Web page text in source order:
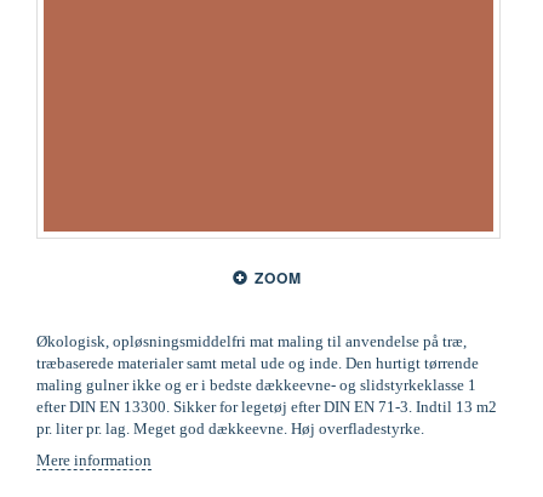
ZOOM
Økologisk, opløsningsmiddelfri mat maling til anvendelse på træ,
træbaserede materialer samt metal ude og inde. Den hurtigt tørrende
maling gulner ikke og er i bedste dækkeevne- og slidstyrkeklasse 1
efter DIN EN 13300. Sikker for legetøj efter DIN EN 71-3. Indtil 13 m2
pr. liter pr. lag. Meget god dækkeevne. Høj overfladestyrke.
Mere information